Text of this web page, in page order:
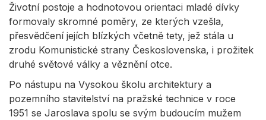
Životní postoje a hodnotovou orientaci mladé dívky
formovaly skromné poměry, ze kterých vzešla,
přesvědčení jejích blízkých včetně tety, jež stála u
zrodu Komunistické strany Československa, i prožitek
druhé světové války a věznění otce.
Po nástupu na Vysokou školu architektury a
pozemního stavitelství na pražské technice v roce
1951 se Jaroslava spolu se svým budoucím mužem